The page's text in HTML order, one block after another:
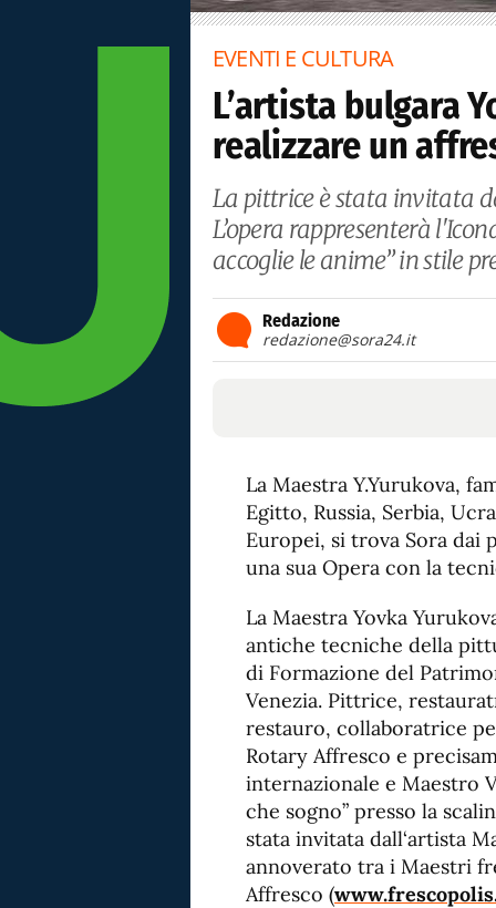
EVENTI E CULTURA
L’artista bulgara
realizzare un
La pittrice è stata invitata
L’opera rappresenterà
accoglie le anime” in stile
Redazione
redazione@sora24.it
La Maestra Y.Yurukova,
Egitto, Russia, Serbia,
Europei, si trova Sora dai
una sua Opera con la
La Maestra Yovka
antiche tecniche della
di Formazione del
Venezia. Pittrice,
restauro, collaboratrice
Rotary Affresco e
internazionale e Maestro
che sogno” presso la
stata invitata dall‘artista
annoverato tra i Maestri
Affresco (